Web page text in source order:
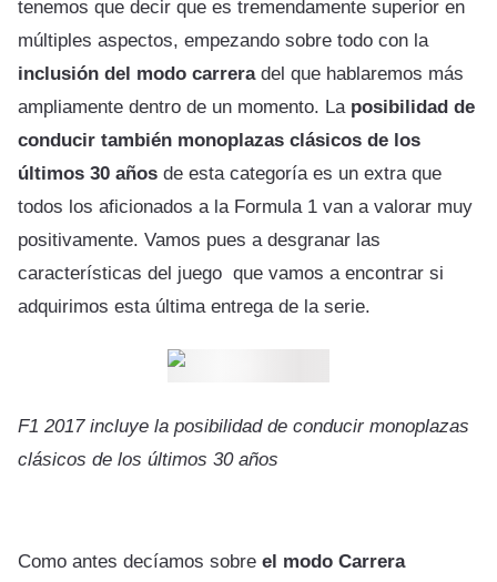
tenemos que decir que es tremendamente superior en
múltiples aspectos, empezando sobre todo con la
inclusión del modo carreradel que hablaremos más
ampliamente dentro de un momento. La posibilidad de
conducir también monoplazas clásicos de los
últimos 30 años de esta categoría es un extra que
todos los aficionados a la Formula 1 van a valorar muy
positivamente. Vamos pues a desgranar las
características del juego que vamos a encontrar si
adquirimos esta última entrega de la serie.
F1 2017 incluye la posibilidad de conducir monoplazas
clásicos de los últimos 30 años
Como antes decíamos sobre el modo Carrera